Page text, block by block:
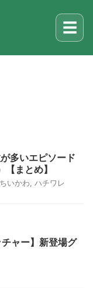
☰
多いエピソード
まとめ】
ちいかわ ハチワレ
チャー】新登場グ